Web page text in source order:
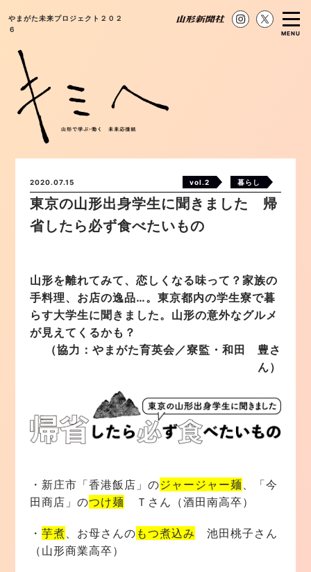
やまがた未来プロジェクト２０２
６
MENU
2020.07.15 vol.2 暮らし
東京の山形出身学生に聞きました 帰
省したら必ず食べたいもの
山形を離れてみて、恋しくなる味って？家族の
手料理、お店の逸品…。東京都内の学生寮で暮
らす大学生に聞きました。山形の意外なグルメ
が見えてくるかも？
（協力：やまがた育英会／寮監・和田 豊さ
ん）
・新庄市「香港飯店」のジャージャー麺 、「今
田商店」のつけ麺 Ｔさん（酒田南高卒）
・ 芋煮 、お母さんの もつ煮込み 池田桃子さん
（山形商業高卒）